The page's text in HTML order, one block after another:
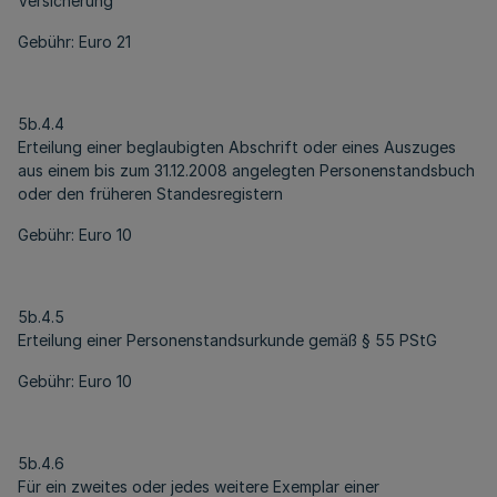
Gebühr: Euro 21
5b.4.4
Erteilung einer beglaubigten Abschrift oder eines Auszuges
aus einem bis zum 31.12.2008 angelegten Personenstandsbuch
oder den früheren Standesregistern
Gebühr: Euro 10
5b.4.5
Erteilung einer Personenstandsurkunde gemäß § 55 PStG
Gebühr: Euro 10
5b.4.6
Für ein zweites oder jedes weitere Exemplar einer